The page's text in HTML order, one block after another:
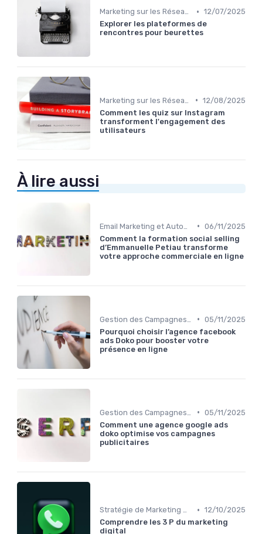
Marketing sur les Réseaux Sociaux • 12/07/2025
Explorer les plateformes de
rencontres pour beurettes
• 12/08/2025
Comment les quiz sur Instagram
transforment l'engagement des
utilisateurs
À lire aussi
• 06/11/2025
Comment la formation social selling
d’Emmanuelle Petiau transforme
votre approche commerciale en ligne
• 05/11/2025
Pourquoi choisir l’agence facebook
ads Doko pour booster votre
présence en ligne
• 05/11/2025
Comment une agence google ads
doko optimise vos campagnes
publicitaires
Stratégie de Marketing Digital • 12/10/2025
Comprendre les 3 P du marketing
digital